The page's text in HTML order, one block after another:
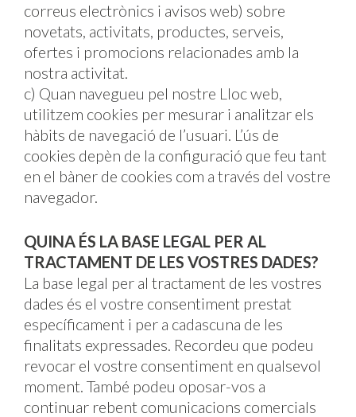
correus electrònics i avisos web) sobre
novetats, activitats, productes, serveis,
ofertes i promocions relacionades amb la
nostra activitat.
c) Quan navegueu pel nostre Lloc web,
utilitzem cookies per mesurar i analitzar els
hàbits de navegació de l’usuari. L’ús de
cookies depèn de la configuració que feu tant
en el bàner de cookies com a través del vostre
navegador.
QUINA ÉS LA BASE LEGAL PER AL
TRACTAMENT DE LES VOSTRES DADES?
La base legal per al tractament de les vostres
dades és el vostre consentiment prestat
específicament i per a cadascuna de les
finalitats expressades. Recordeu que podeu
revocar el vostre consentiment en qualsevol
moment. També podeu oposar-vos a
continuar rebent comunicacions comercials